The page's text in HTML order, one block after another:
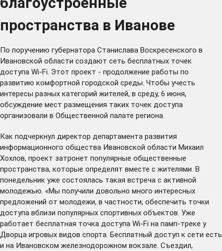
пространства в Иванове
По поручению губернатора Станислава Воскресенского в
Ивановской области создают сеть бесплатных точек
доступа Wi-Fi. Этот проект - продолжение работы по
развитию комфортной городской среды. Чтобы учесть
интересы разных категорий жителей, в среду, 6 июня,
обсуждение мест размещения таких точек доступа
организовали в Общественной палате региона.
Как подчеркнул директор департамента развития
информационного общества Ивановской области Михаил
Хохлов, проект затронет популярные общественные
пространства, которые определят вместе с жителями. В
понедельник уже состоялась такая встреча с активной
молодежью. «Мы получили довольно много интересных
предложений от молодежи, в частности, обеспечить точки
доступа вблизи популярных спортивных объектов. Уже
работает бесплатная точка доступа Wi-Fi на памп-треке у
Дворца игровых видов спорта. Бесплатный доступ к сети есть
и на Ивановском железнодорожном вокзале. Съездил,